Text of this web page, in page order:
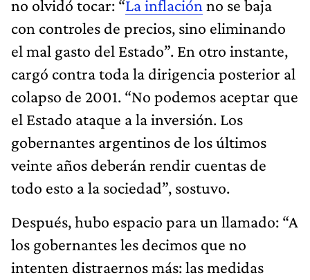
no olvidó tocar: “La inflación no se baja
con controles de precios, sino eliminando
el mal gasto del Estado”. En otro instante,
cargó contra toda la dirigencia posterior al
colapso de 2001. “No podemos aceptar que
el Estado ataque a la inversión. Los
gobernantes argentinos de los últimos
veinte años deberán rendir cuentas de
todo esto a la sociedad”, sostuvo.
Después, hubo espacio para un llamado: “A
los gobernantes les decimos que no
intenten distraernos más: las medidas